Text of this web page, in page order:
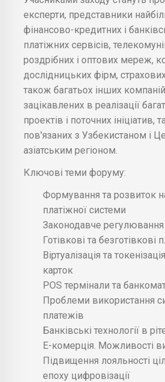
експерти, представники
фінансово-кредитних і
платіжних сервісів,
роздрібних і оптових мереж,
дослідницьких фірм, страхових
також багатьох інших
зацікавлених в реалізації
проектів і поточних ініціатив,
пов'язаних з Узбекистаном і
азіатським регіоном.
Ключові теми форуму:
Формування та розвиток
платіжної системи
Законодавче регулювання
Готівкові та безготівкові
Віртуалізація та
карток
POS термінали та
Проблеми використання
платежів
Банківські технології в
E-комерція. Можливості
Підвищення лояльності
епоху цифровізації